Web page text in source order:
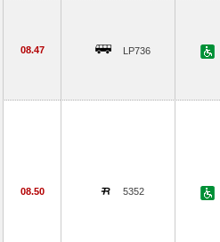
08.47 LP736
08.50 5352